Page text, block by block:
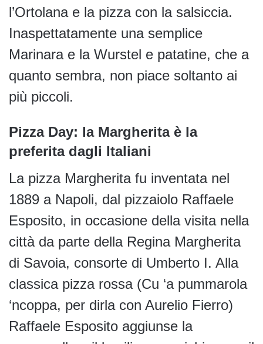
l’Ortolana e la pizza con la salsiccia.
Inaspettatamente una semplice
Marinara e la Wurstel e patatine, che a
quanto sembra, non piace soltanto ai
più piccoli.
Pizza Day: la Margherita è la
preferita dagli Italiani
La pizza Margherita fu inventata nel
1889 a Napoli, dal pizzaiolo Raffaele
Esposito, in occasione della visita nella
città da parte della Regina Margherita
di Savoia, consorte di Umberto I. Alla
classica pizza rossa (Cu ‘a pummarola
‘ncoppa, per dirla con Aurelio Fierro)
Raffaele Esposito aggiunse la